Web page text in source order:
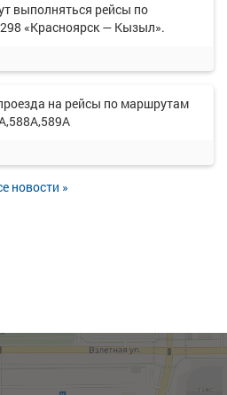
выполняться рейсы по
«Красноярск — Кызыл».
на рейсы по маршрутам
новости »